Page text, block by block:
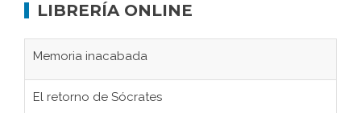
LIBRERÍA ONLINE
Memoria inacabada
El retorno de Sócrates